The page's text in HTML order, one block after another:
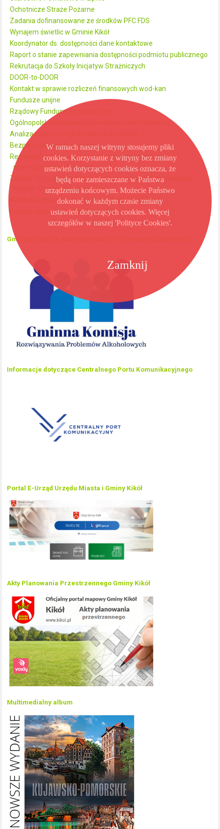
Ochotnicze Straże Pożarne
Zadania dofinansowane ze środków PFC FDS
Wynajem świetlic w Gminie Kikół
Koordynator ds. dostępności dane kontaktowe
Raport o stanie zapewniania dostępności podmiotu publicznego
Rekrutacja do Szkoły Inicjatyw Strażniczych
DOOR-to-DOOR
Kontakt w sprawie rozliczeń finansowych wod-kan
Fundusze unijne
Rządowy Fundusz Rozwoju Dróg
Ogólnopolska Kampania Dzieciństwo bez Przemocy
Analiza zagrożeń na obszarach wodnych
Bezpieczeństwo Publiczne
Regulamin publikowania informacji w mediach
społecznościowych i www
Zasady dotyczące ochrony danych osobowych na fanpage
Miasta i Gminy na Facebooku
Klauzula informacyjna profil na FB dla UMiG Kikół
Budżet obywatelski dla Miasta Kikół
Gminna Komisja Rozwiązywania Problemów Alkoholowych
Informacje dotyczące Centralnego Portu Komunikacyjnego
Portal E-Urząd Urzędu Miasta i Gminy Kikół
Akty Planowania Przestrzennego Gminy Kikół
Multimedialny album
Zamknij
W ramach naszej witryny stosujemy pliki
cookies. Korzystanie z witryny bez zmiany
ustawień dotyczących cookies oznacza, że
będą one zamieszczane w Państwa
urządzeniu końcowym. Możecie Państwo
dokonać w każdym czasie zmiany
ustawień dotyczących cookies. Więcej
szczegółów w naszej 'Polityce Cookies'.